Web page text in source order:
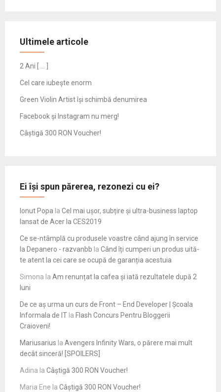
Ultimele articole
2 Ani [ … ]
Cel care iubește enorm
Green Violin Artist își schimbă denumirea
Facebook și Instagram nu merg!
Câștigă 300 RON Voucher!
Ei își spun părerea, rezonezi cu ei?
Ionut Popa la Cel mai ușor, subțire și ultra-business laptop
lansat de Acer la CES2019
Ce se-ntâmplă cu produsele voastre când ajung în service
la Depanero - razvanbb la Când îți cumperi un produs uită-
te atent la cei care se ocupă de garanția acestuia
Simona la Am renunțat la cafea și iată rezultatele după 2
luni
De ce aș urma un curs de Front – End Developer | Școala
Informala de IT la Flash Concurs Pentru Bloggerii
Craioveni!
Mariusarius la Avengers Infinity Wars, o părere mai mult
decât sinceră! [SPOILERS]
Adina la Câștigă 300 RON Voucher!
Maria Ene la Câștigă 300 RON Voucher!